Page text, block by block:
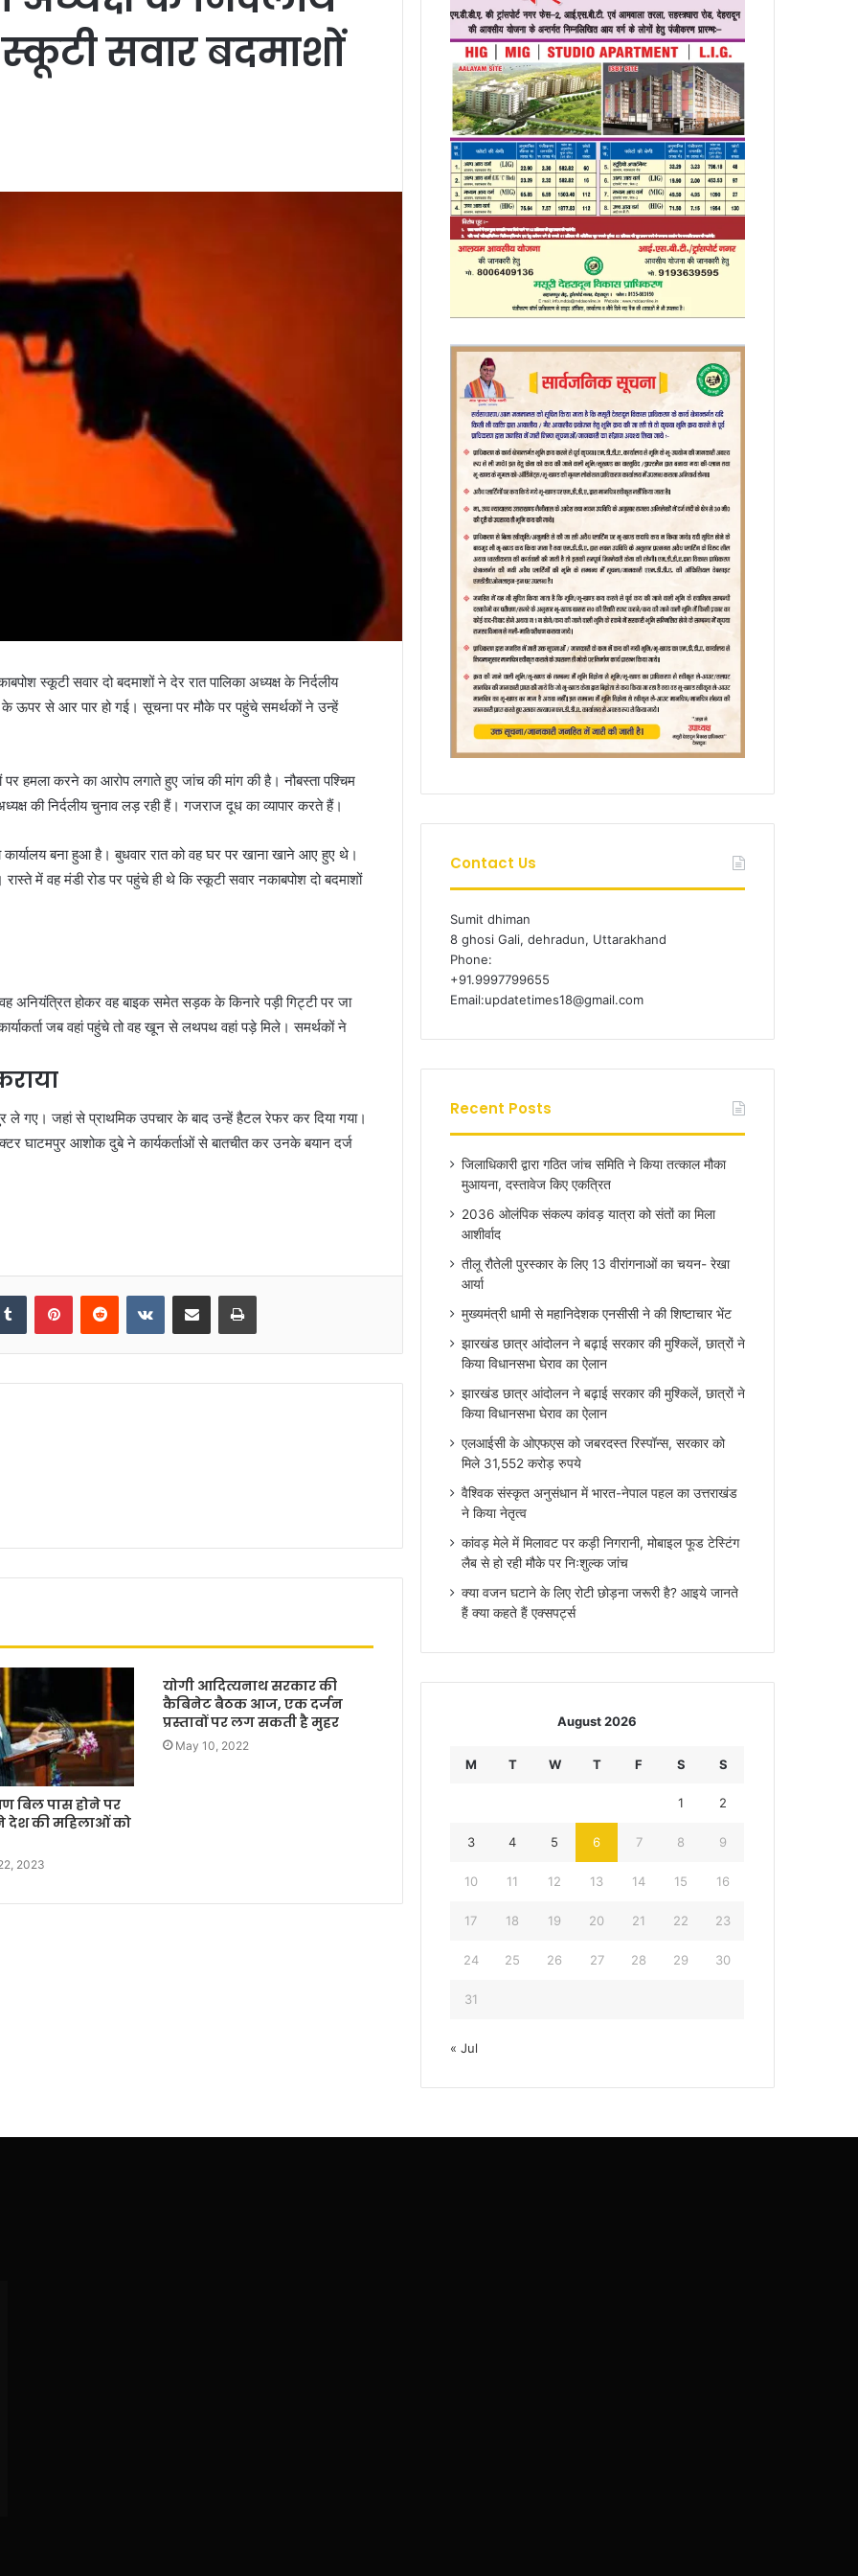
सवार बदमाशों
स्कूटी सवार दो बदमाशों ने देर रात पालिका अध्यक्ष के निर्दलीय
के ऊपर से आर पार हो गई। सूचना पर मौके पर पहुंचे समर्थकों ने उन्हें
पर हमला करने का आरोप लगाते हुए जांच की मांग की है। नौबस्ता पश्चिम
की निर्दलीय चुनाव लड़ रही हैं। गजराज दूध का व्यापार करते हैं।
कार्यालय बना हुआ है। बुधवार रात को वह घर पर खाना खाने आए हुए थे।
में वह मंडी रोड पर पहुंचे ही थे कि स्कूटी सवार नकाबपोश दो बदमाशों
अनियंत्रित होकर वह बाइक समेत सड़क के किनारे पड़ी गिट्टी पर जा
जब वहां पहुंचे तो वह खून से लथपथ वहां पड़े मिले। समर्थकों ने
ले गए। जहां से प्राथमिक उपचार के बाद उन्हें हैटल रेफर कर दिया गया।
घाटमपुर आशोक दुबे ने कार्यकर्ताओं से बातचीत कर उनके बयान दर्ज
बिल पास होने पर
देश की महिलाओं को
2023
योगी आदित्यनाथ सरकार की
कैबिनेट बैठक आज, एक दर्जन
प्रस्तावों पर लग सकती है मुहर
May 10, 2022
Contact Us
Sumit dhiman
8 ghosi Gali, dehradun, Uttarakhand
Phone:
+91.9997799655
Email:updatetimes18@gmail.com
Recent Posts
जिलाधिकारी द्वारा गठित जांच समिति ने किया तत्काल मौका
मुआयना, दस्तावेज किए एकत्रित
2036 ओलंपिक संकल्प कांवड़ यात्रा को संतों का मिला
आशीर्वाद
तीलू रौतेली पुरस्कार के लिए 13 वीरांगनाओं का चयन- रेखा
आर्या
मुख्यमंत्री धामी से महानिदेशक एनसीसी ने की शिष्टाचार भेंट
झारखंड छात्र आंदोलन ने बढ़ाई सरकार की मुश्किलें, छात्रों ने
किया विधानसभा घेराव का ऐलान
झारखंड छात्र आंदोलन ने बढ़ाई सरकार की मुश्किलें, छात्रों ने
किया विधानसभा घेराव का ऐलान
एलआईसी के ओएफएस को जबरदस्त रिस्पॉन्स, सरकार को
मिले 31,552 करोड़ रुपये
वैश्विक संस्कृत अनुसंधान में भारत-नेपाल पहल का उत्तराखंड
ने किया नेतृत्व
कांवड़ मेले में मिलावट पर कड़ी निगरानी, मोबाइल फूड टेस्टिंग
लैब से हो रही मौके पर निःशुल्क जांच
क्या वजन घटाने के लिए रोटी छोड़ना जरूरी है? आइये जानते
हैं क्या कहते हैं एक्सपर्ट्स
August 2026
M T W T F S S
1 2
3 4 5 6 7 8 9
10 11 12 13 14 15 16
17 18 19 20 21 22 23
24 25 26 27 28 29 30
31
« Jul